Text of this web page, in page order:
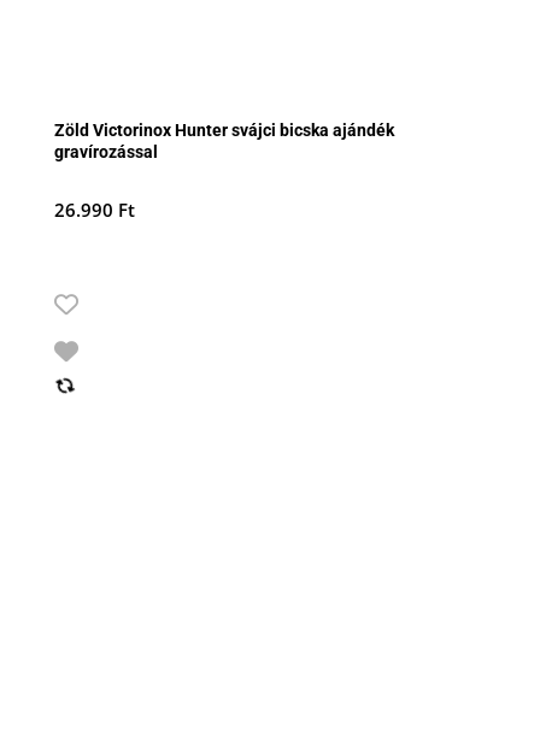
Zöld Victorinox Hunter svájci bicska ajándék
gravírozással
26.990 Ft